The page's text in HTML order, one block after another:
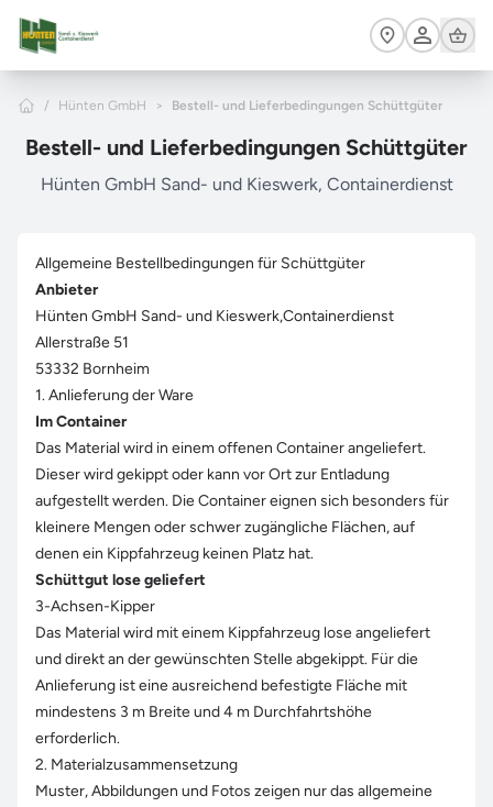
Home
Cart
/ Hünten GmbH > Bestell- und Lieferbedingungen Schüttgüter
Bestell- und Lieferbedingungen Schüttgüter
Hünten GmbH Sand- und Kieswerk, Containerdienst
Allgemeine Bestellbedingungen für Schüttgüter
Anbieter
Hünten GmbH Sand- und Kieswerk,Containerdienst
Allerstraße 51
53332 Bornheim
1. Anlieferung der Ware
Im Container
Das Material wird in einem offenen Container angeliefert.
Dieser wird gekippt oder kann vor Ort zur Entladung
aufgestellt werden. Die Container eignen sich besonders für
kleinere Mengen oder schwer zugängliche Flächen, auf
denen ein Kippfahrzeug keinen Platz hat.
Schüttgut lose geliefert
3-Achsen-Kipper
Das Material wird mit einem Kippfahrzeug lose angeliefert
und direkt an der gewünschten Stelle abgekippt. Für die
Anlieferung ist eine ausreichend befestigte Fläche mit
mindestens 3 m Breite und 4 m Durchfahrtshöhe
erforderlich.
2. Materialzusammensetzung
Muster, Abbildungen und Fotos zeigen nur das allgemeine